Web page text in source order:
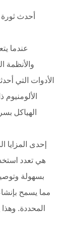
أحدث
عندما
والأنظمة
الأدوات التي
الهياكل
إحدى المزايا
هي تعدد
بسهولة
مما يسمح
المحددة.